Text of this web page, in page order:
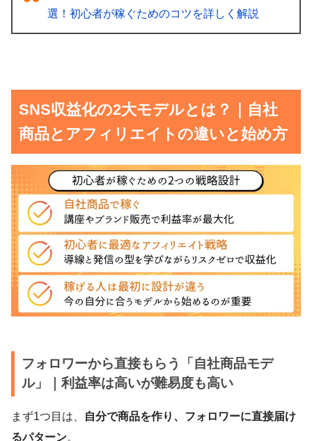
選！初心者が稼ぐためのコツを詳しく解説
SNS収益化の2大モデルとは？｜自社
商品とアフィリエイトの違いと始め方
フォロワーから直接もらう「自社商品モデ
ル」｜利益率は高いが難易度も高い
まず1つ目は、
自分で商品を作り、フォロワーに直接届け
るパターン。